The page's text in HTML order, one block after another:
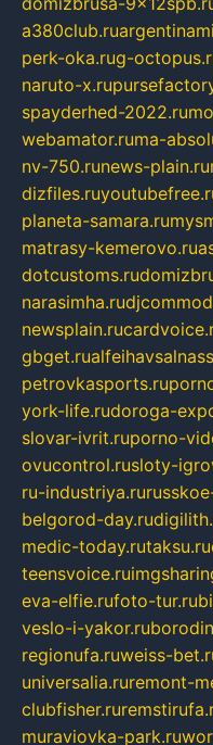
a380club.ru
perk-oka.rug-
naruto-x.ru
spayderhed-2022.ru
webamator.ruma-
nv-750.runews-plain.ru
dizfiles.ru
planeta-samara.ru
matrasy-kemerovo.ru
dotcustoms.ru
narasimha.ru
newsplain.ru
gbget.ru
petrovkasports.ru
york-life.rudoroga-
slovar-ivrit.ruporno-
ovucontrol.rusloty-
ru-industriya.ru
belgorod-day.ru
medic-today.rutaksu.ru
teensvoice.ru
eva-elfie.rufoto-tur.ru
veslo-i-yakor.ru
regionufa.ruweiss-
universalia.ruremont-
clubfisher.ru
muraviovka-park.ru